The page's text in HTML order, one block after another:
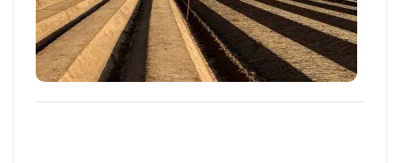
A ce jour, la majorité des surfaces de pomme de
terre a été implantée (80 %). A la faveur...
29 AVR. 2026